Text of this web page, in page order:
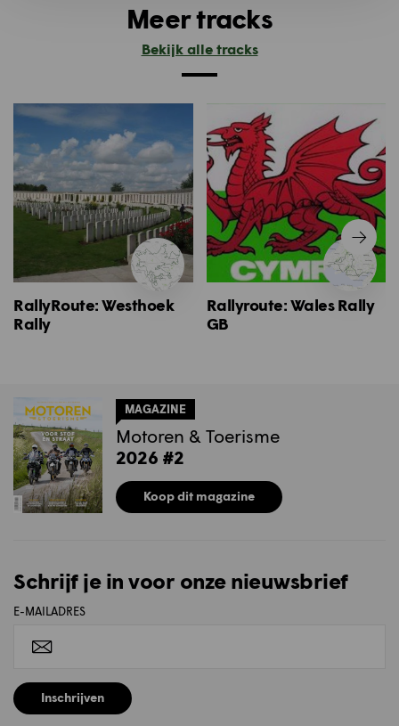
Meer tracks
Bekijk alle tracks
RallyRoute: Westhoek
Rally
Rallyroute: Wales Rally
GB
MAGAZINE
Motoren & Toerisme
2026 #2
Koop dit magazine
Schrijf je in voor onze nieuwsbrief
E-MAILADRES
Inschrijven